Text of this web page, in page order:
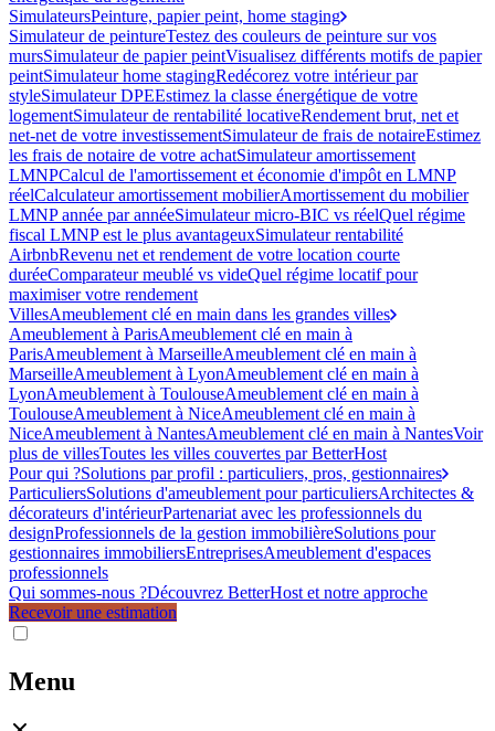
SimulateursPeinture, papier peint, home staging
Simulateur de peintureTestez des couleurs de peinture sur vos
mursSimulateur de papier peintVisualisez différents motifs de papier
peintSimulateur home stagingRedécorez votre intérieur par
styleSimulateur DPEEstimez la classe énergétique de votre
logementSimulateur de rentabilité locativeRendement brut, net et
net-net de votre investissementSimulateur de frais de notaireEstimez
les frais de notaire de votre achatSimulateur amortissement
LMNPCalcul de l'amortissement et économie d'impôt en LMNP
réelCalculateur amortissement mobilierAmortissement du mobilier
LMNP année par annéeSimulateur micro-BIC vs réelQuel régime
fiscal LMNP est le plus avantageuxSimulateur rentabilité
AirbnbRevenu net et rendement de votre location courte
duréeComparateur meublé vs videQuel régime locatif pour
maximiser votre rendement
VillesAmeublement clé en main dans les grandes villes
Ameublement à ParisAmeublement clé en main à
ParisAmeublement à MarseilleAmeublement clé en main à
MarseilleAmeublement à LyonAmeublement clé en main à
LyonAmeublement à ToulouseAmeublement clé en main à
ToulouseAmeublement à NiceAmeublement clé en main à
NiceAmeublement à NantesAmeublement clé en main à NantesVoir
plus de villesToutes les villes couvertes par BetterHost
Pour qui ?Solutions par profil : particuliers, pros, gestionnaires
ParticuliersSolutions d'ameublement pour particuliersArchitectes &
décorateurs d'intérieurPartenariat avec les professionnels du
designProfessionnels de la gestion immobilièreSolutions pour
gestionnaires immobiliersEntreprisesAmeublement d'espaces
professionnels
Qui sommes-nous ?Découvrez BetterHost et notre approche
Recevoir une estimation
Menu